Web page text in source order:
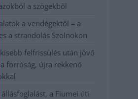
a szögekből
a vendégektől – a
a strandolás Szolnokon
felfrissülés után jövő
forróság, újra rekkenő
állásfoglalást, a Fiumei úti